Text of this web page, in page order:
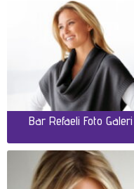
Bar Refaeli Foto Galeri